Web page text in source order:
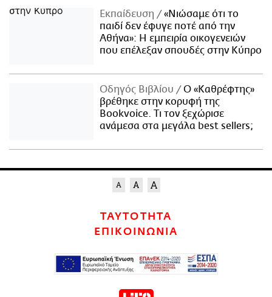
Εκπαίδευση
«Νιώσαμε ότι το
παιδί δεν έφυγε ποτέ από την
Αθήνα»: Η εμπειρία οικογενειών
που επέλεξαν σπουδές στην Κύπρο
Οδηγός Βιβλίου
Ο «Καθρέφτης»
βρέθηκε στην κορυφή της
Bookvoice. Τι τον ξεχώρισε
ανάμεσα στα μεγάλα best sellers;
ΤΑΥΤΟΤΗΤΑ
ΕΠΙΚΟΙΝΩΝΙΑ